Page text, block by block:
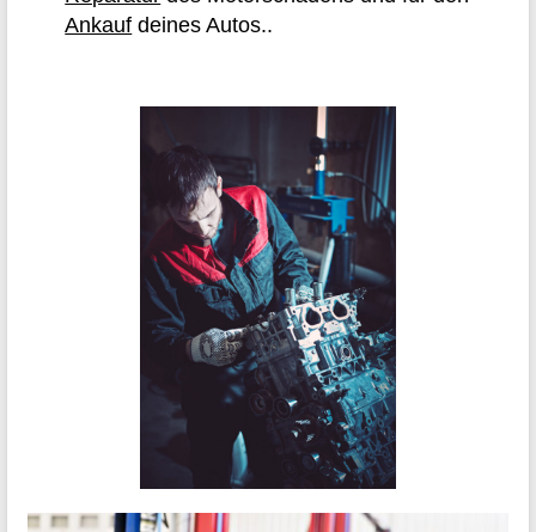
Ankauf deines Autos..